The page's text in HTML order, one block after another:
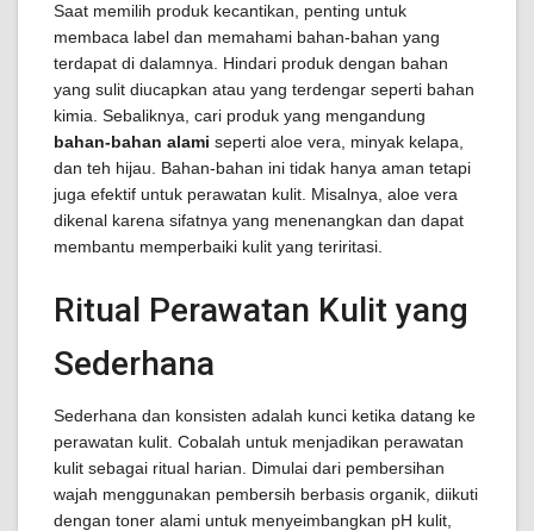
Saat memilih produk kecantikan, penting untuk
membaca label dan memahami bahan-bahan yang
terdapat di dalamnya. Hindari produk dengan bahan
yang sulit diucapkan atau yang terdengar seperti bahan
kimia. Sebaliknya, cari produk yang mengandung
bahan-bahan alami seperti aloe vera, minyak kelapa,
dan teh hijau. Bahan-bahan ini tidak hanya aman tetapi
juga efektif untuk perawatan kulit. Misalnya, aloe vera
dikenal karena sifatnya yang menenangkan dan dapat
membantu memperbaiki kulit yang teriritasi.
Ritual Perawatan Kulit yang
Sederhana
Sederhana dan konsisten adalah kunci ketika datang ke
perawatan kulit. Cobalah untuk menjadikan perawatan
kulit sebagai ritual harian. Dimulai dari pembersihan
wajah menggunakan pembersih berbasis organik, diikuti
dengan toner alami untuk menyeimbangkan pH kulit,